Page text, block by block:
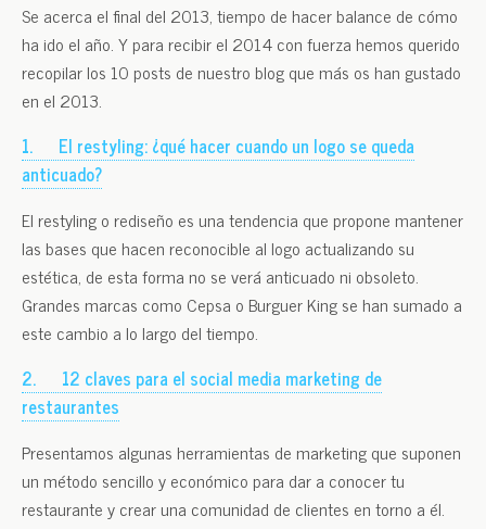
Se acerca el final del 2013, tiempo de hacer balance de cómo
ha ido el año. Y para recibir el 2014 con fuerza hemos querido
recopilar los 10 posts de nuestro blog que más os han gustado
en el 2013.
1. El restyling: ¿qué hacer cuando un logo se queda
anticuado?
El restyling o rediseño es una tendencia que propone mantener
las bases que hacen reconocible al logo actualizando su
estética, de esta forma no se verá anticuado ni obsoleto.
Grandes marcas como Cepsa o Burguer King se han sumado a
este cambio a lo largo del tiempo.
2. 12 claves para el social media marketing de
restaurantes
Presentamos algunas herramientas de marketing que suponen
un método sencillo y económico para dar a conocer tu
restaurante y crear una comunidad de clientes en torno a él.